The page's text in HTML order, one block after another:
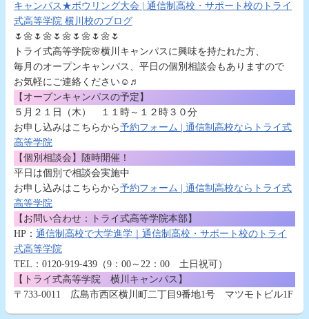
キャンパス★ボウリング大会 | 通信制高校・サポート校のトライ
式高等学院 横川校のブログ
🌷🌼🌷🌼🌷🌼🌷🌼🌷🌼🌷
トライ式高等学院🌸横川キャンパスに興味を持たれた方、
毎月のオープンキャンパス、平日の個別相談会もありますので
お気軽にご連絡ください☺️♬
【オープンキャンパスの予定】
５月２１日（木） １１時～１２時３０分
お申し込みはこちらから予約フォーム | 通信制高校ならトライ式
高等学院
【個別相談会】随時開催！
平日は個別で相談会実施中
お申し込みはこちらから予約フォーム | 通信制高校ならトライ式
高等学院
【お問い合わせ：トライ式高等学院本部】
HP： 通信制高校で大学進学｜通信制高校・サポート校のトライ
式高等学院
TEL：0120-919-439（9：00～22：00 土日祝可）
【トライ式高等学院 横川キャンパス】
〒733-0011 広島市西区横川町二丁目9番地1号 マツモトビル1F